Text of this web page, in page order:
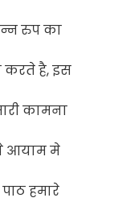
रुप का
करते है, इस
कामना
आयाम मे
हमारे